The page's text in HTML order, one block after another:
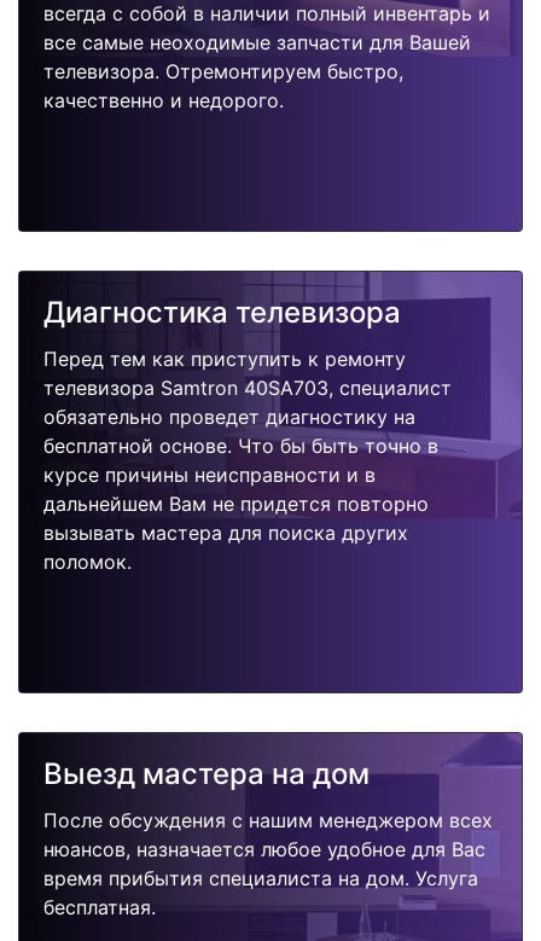
всегда с собой в наличии полный инвентарь и
все самые неоходимые запчасти для Вашей
телевизора. Отремонтируем быстро,
качественно и недорого.
Диагностика телевизора
Перед тем как приступить к ремонту
телевизора Samtron 40SA703, специалист
обязательно проведет диагностику на
бесплатной основе. Что бы быть точно в
курсе причины неисправности и в
дальнейшем Вам не придется повторно
вызывать мастера для поиска других
поломок.
Выезд мастера на дом
После обсуждения с нашим менеджером всех
нюансов, назначается любое удобное для Вас
время прибытия специалиста на дом. Услуга
бесплатная.